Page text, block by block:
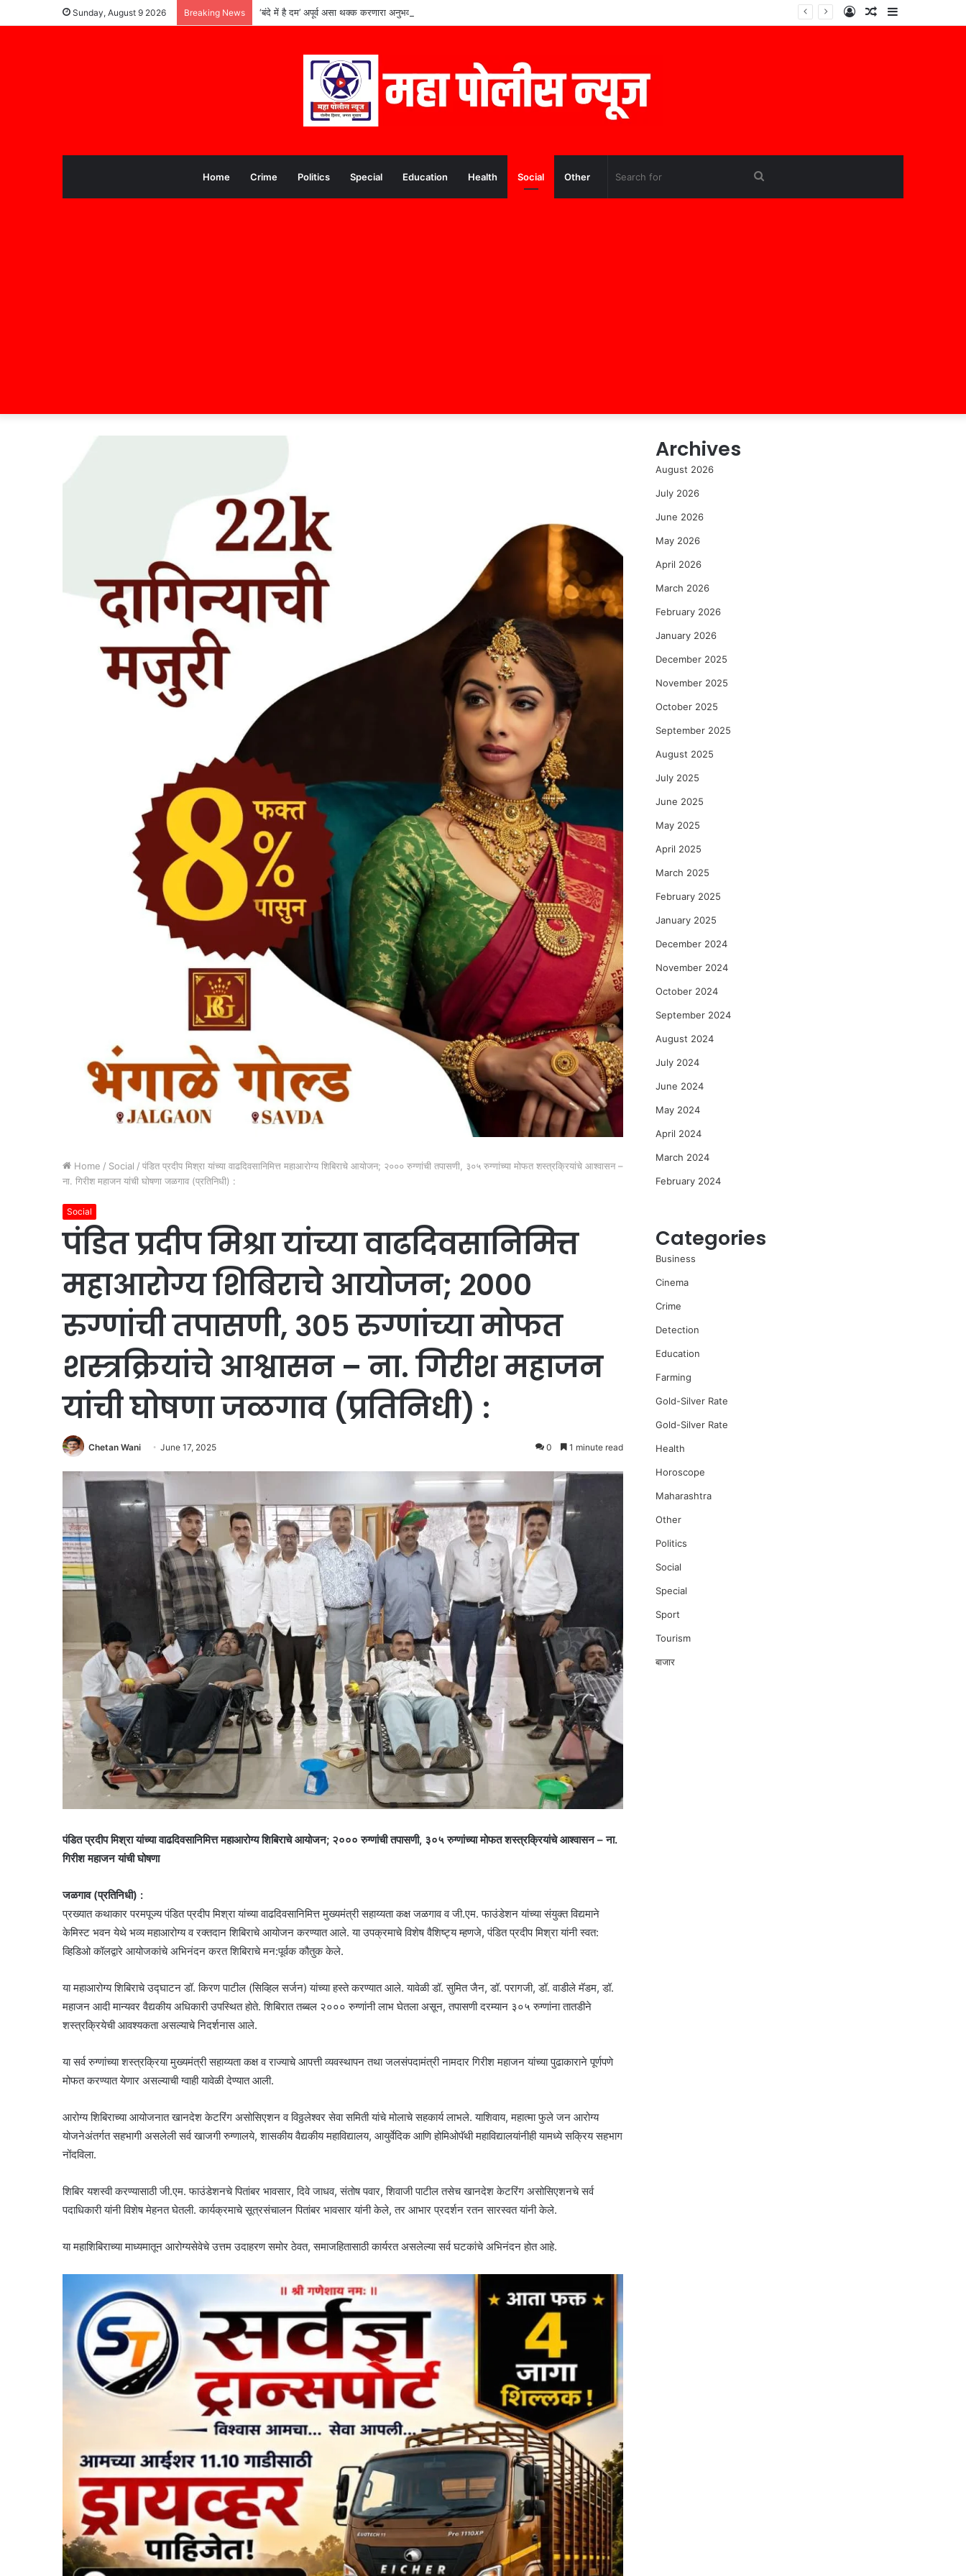
Sunday, August 9 2026 Breaking News ‘बंदे में है दम’ अपूर्व असा थक्क करणारा अनुभव Sidebar
Random
Log
Home Crime Politics Special Education Health Social Other
Home / Social / पंडित प्रदीप मिश्रा यांच्या वाढदिवसानिमित्त महाआरोग्य शिबिराचे आयोजन; २००० रुग्णांची तपासणी, ३०५ रुग्णांच्या मोफत शस्त्रक्रियांचे आश्वासन –
ना. गिरीश महाजन यांची घोषणा जळगाव (प्रतिनिधी) :
Social
पंडित प्रदीप मिश्रा यांच्या वाढदिवसानिमित्त
महाआरोग्य शिबिराचे आयोजन; २०००
रुग्णांची तपासणी, ३०५ रुग्णांच्या मोफत
शस्त्रक्रियांचे आश्वासन – ना. गिरीश महाजन
यांची घोषणा जळगाव (प्रतिनिधी) :
Chetan Wani June 17, 2025 0 1 minute read
पंडित प्रदीप मिश्रा यांच्या वाढदिवसानिमित्त महाआरोग्य शिबिराचे आयोजन; २००० रुग्णांची तपासणी, ३०५ रुग्णांच्या मोफत शस्त्रक्रियांचे आश्वासन – ना.
गिरीश महाजन यांची घोषणा
जळगाव (प्रतिनिधी) :
प्रख्यात कथाकार परमपूज्य पंडित प्रदीप मिश्रा यांच्या वाढदिवसानिमित्त मुख्यमंत्री सहाय्यता कक्ष जळगाव व जी.एम. फाउंडेशन यांच्या संयुक्त विद्यमाने
केमिस्ट भवन येथे भव्य महाआरोग्य व रक्तदान शिबिराचे आयोजन करण्यात आले. या उपक्रमाचे विशेष वैशिष्ट्य म्हणजे, पंडित प्रदीप मिश्रा यांनी स्वत:
व्हिडिओ कॉलद्वारे आयोजकांचे अभिनंदन करत शिबिराचे मन:पूर्वक कौतुक केले.
या महाआरोग्य शिबिराचे उद्घाटन डॉ. किरण पाटील (सिव्हिल सर्जन) यांच्या हस्ते करण्यात आले. यावेळी डॉ. सुमित जैन, डॉ. परागजी, डॉ. वाडीले मॅडम, डॉ.
महाजन आदी मान्यवर वैद्यकीय अधिकारी उपस्थित होते. शिबिरात तब्बल २००० रुग्णांनी लाभ घेतला असून, तपासणी दरम्यान ३०५ रुग्णांना तातडीने
शस्त्रक्रियेची आवश्यकता असल्याचे निदर्शनास आले.
या सर्व रुग्णांच्या शस्त्रक्रिया मुख्यमंत्री सहाय्यता कक्ष व राज्याचे आपत्ती व्यवस्थापन तथा जलसंपदामंत्री नामदार गिरीश महाजन यांच्या पुढाकाराने पूर्णपणे
मोफत करण्यात येणार असल्याची ग्वाही यावेळी देण्यात आली.
आरोग्य शिबिराच्या आयोजनात खानदेश केटरिंग असोसिएशन व विठ्ठलेश्वर सेवा समिती यांचे मोलाचे सहकार्य लाभले. याशिवाय, महात्मा फुले जन आरोग्य
योजनेअंतर्गत सहभागी असलेली सर्व खाजगी रुग्णालये, शासकीय वैद्यकीय महाविद्यालय, आयुर्वेदिक आणि होमिओपॅथी महाविद्यालयांनीही यामध्ये सक्रिय सहभाग
नोंदविला.
शिबिर यशस्वी करण्यासाठी जी.एम. फाउंडेशनचे पितांबर भावसार, दिवे जाधव, संतोष पवार, शिवाजी पाटील तसेच खानदेश केटरिंग असोसिएशनचे सर्व
पदाधिकारी यांनी विशेष मेहनत घेतली. कार्यक्रमाचे सूत्रसंचालन पितांबर भावसार यांनी केले, तर आभार प्रदर्शन रतन सारस्वत यांनी केले.
या महाशिबिराच्या माध्यमातून आरोग्यसेवेचे उत्तम उदाहरण समोर ठेवत, समाजहितासाठी कार्यरत असलेल्या सर्व घटकांचे अभिनंदन होत आहे.
Archives
August 2026
July 2026
June 2026
May 2026
April 2026
March 2026
February 2026
January 2026
December 2025
November 2025
October 2025
September 2025
August 2025
July 2025
June 2025
May 2025
April 2025
March 2025
February 2025
January 2025
December 2024
November 2024
October 2024
September 2024
August 2024
July 2024
June 2024
May 2024
April 2024
March 2024
February 2024
Categories
Business
Cinema
Crime
Detection
Education
Farming
Gold-Silver Rate
Gold-Silver Rate
Health
Horoscope
Maharashtra
Other
Politics
Social
Special
Sport
Tourism
बाजार